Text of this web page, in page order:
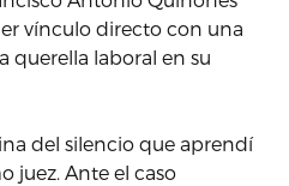
vínculo directo con una
querella laboral en su
del silencio que aprendí
juez. Ante el caso